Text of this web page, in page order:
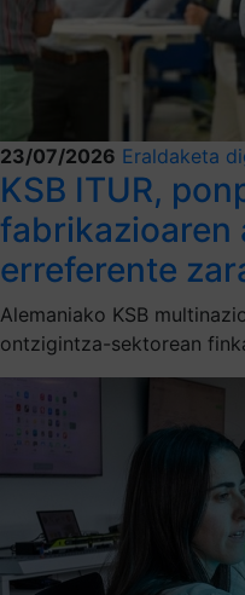
23/07/2026 Eraldaketa
KSB ITUR,
fabrikazioaren
erreferente
Alemaniako KSB
ontzigintza-sektorean